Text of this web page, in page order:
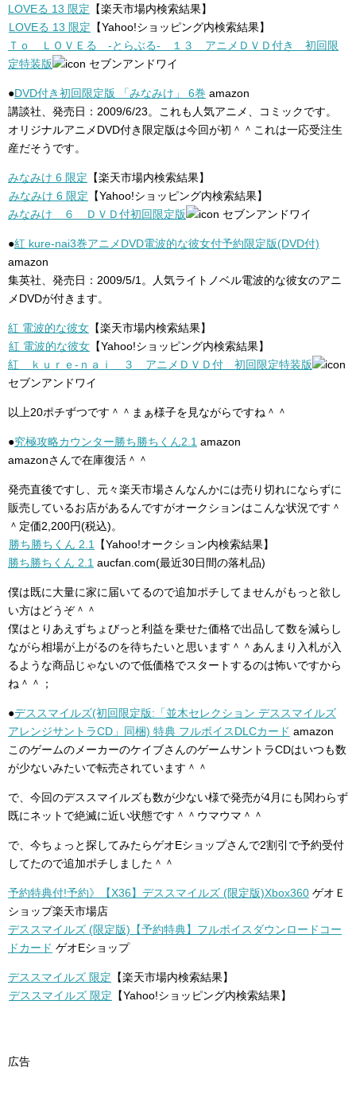
LOVEる 13 限定 【楽天市場内検索結果】
LOVEる 13 限定 【Yahoo!ショッピング内検索結果】
Ｔｏ ＬＯＶＥる ‐とらぶる‐ １３ アニメＤＶＤ付き 初回限
定特装版
セブンアンドワイ
●DVD付き初回限定版 「みなみけ」 6巻 amazon
講談社、発売日：2009/6/23。これも人気アニメ、コミックです。
オリジナルアニメDVD付き限定版は今回が初＾＾これは一応受注生
産だそうです。
みなみけ 6 限定 【楽天市場内検索結果】
みなみけ 6 限定 【Yahoo!ショッピング内検索結果】
みなみけ ６ ＤＶＤ付初回限定版
セブンアンドワイ
●紅 kure-nai3巻アニメDVD電波的な彼女付予約限定版(DVD付)
amazon
集英社、発売日：2009/5/1。人気ライトノベル電波的な彼女のアニ
メDVDが付きます。
紅 電波的な彼女 【楽天市場内検索結果】
紅 電波的な彼女 【Yahoo!ショッピング内検索結果】
紅 ｋｕｒｅ‐ｎａｉ ３ アニメＤＶＤ付 初回限定特装版
セブンアンドワイ
以上20ポチずつです＾＾まぁ様子を見ながらですね＾＾
●究極攻略カウンター勝ち勝ちくん2.1 amazon
amazonさんで在庫復活＾＾
発売直後ですし、元々楽天市場さんなんかには売り切れにならずに
販売しているお店があるんですがオークションはこんな状況です＾
＾定価2,200円(税込)。
勝ち勝ちくん 2.1
【Yahoo!オークション内検索結果】
勝ち勝ちくん 2.1 aucfan.com(最近30日間の落札品)
僕は既に大量に家に届いてるので追加ポチしてませんがもっと欲し
い方はどうぞ＾＾
僕はとりあえずちょびっと利益を乗せた価格で出品して数を減らし
ながら相場が上がるのを待ちたいと思います＾＾あんまり入札が入
るような商品じゃないので低価格でスタートするのは怖いですから
ね＾＾；
●デススマイルズ(初回限定版:「並木セレクション デススマイルズ
アレンジサントラCD」同梱) 特典 フルボイスDLCカード amazon
このゲームのメーカーのケイブさんのゲームサントラCDはいつも数
が少ないみたいで転売されています＾＾
で、今回のデススマイルズも数が少ない様で発売が4月にも関わらず
既にネットで絶滅に近い状態です＾＾ウマウマ＾＾
で、今ちょっと探してみたらゲオEショップさんで2割引で予約受付
してたので追加ポチしました＾＾
予約特典付!予約》【X36】デススマイルズ (限定版)Xbox360 ゲオＥ
ショップ楽天市場店
デススマイルズ (限定版)【予約特典】フルボイスダウンロードコー
ドカード ゲオEショップ
デススマイルズ 限定 【楽天市場内検索結果】
デススマイルズ 限定 【Yahoo!ショッピング内検索結果】
広告